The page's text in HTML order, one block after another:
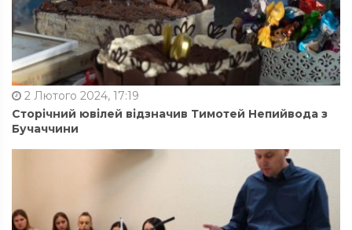
2 Лютого 2024, 17:19
Сторічний ювілей відзначив Тимотей Непийвода з
Бучаччини